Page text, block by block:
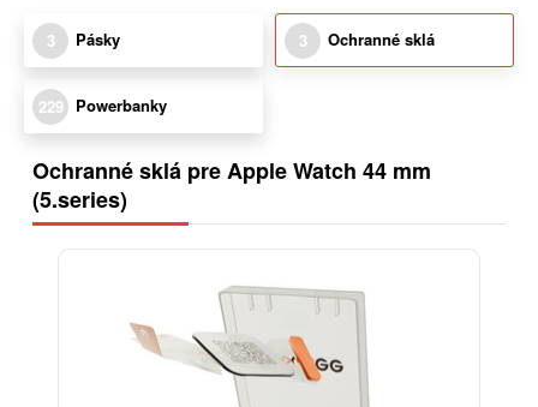
3 Pásky 3 Ochranné sklá
229 Powerbanky
Ochranné sklá pre Apple Watch 44 mm
(5.series)